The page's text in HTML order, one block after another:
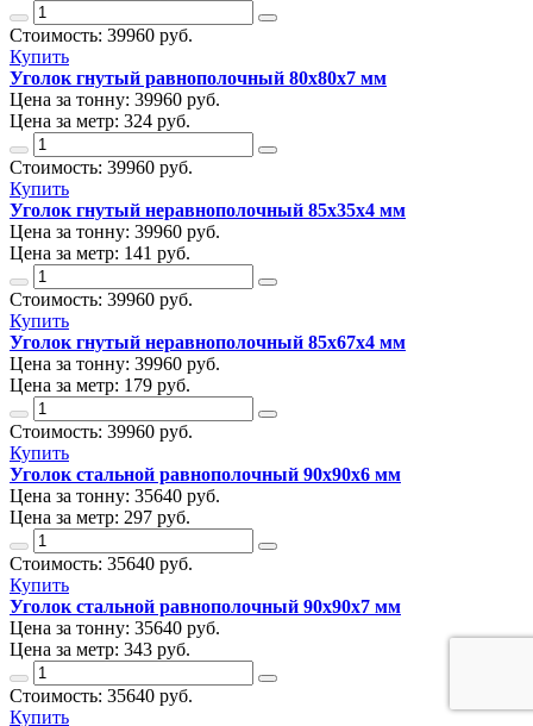
Стоимость: 39960 руб.
Купить
Уголок гнутый равнополочный 80х80х7 мм
Цена за тонну: 39960 руб.
Цена за метр: 324 руб.
Стоимость: 39960 руб.
Купить
Уголок гнутый неравнополочный 85х35х4 мм
Цена за тонну: 39960 руб.
Цена за метр: 141 руб.
Стоимость: 39960 руб.
Купить
Уголок гнутый неравнополочный 85х67х4 мм
Цена за тонну: 39960 руб.
Цена за метр: 179 руб.
Стоимость: 39960 руб.
Купить
Уголок стальной равнополочный 90х90х6 мм
Цена за тонну: 35640 руб.
Цена за метр: 297 руб.
Стоимость: 35640 руб.
Купить
Уголок стальной равнополочный 90х90х7 мм
Цена за тонну: 35640 руб.
Цена за метр: 343 руб.
Стоимость: 35640 руб.
Купить